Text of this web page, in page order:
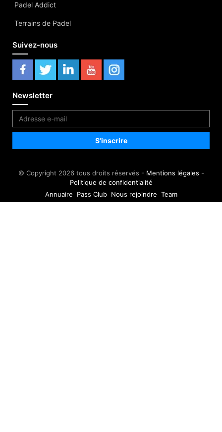
Padel Addict
Terrains de Padel
Suivez-nous
Newsletter
© Copyright 2026 tous droits réservés - Mentions légales -
Politique de confidentialité
Annuaire
Pass Club Nous rejoindre Team